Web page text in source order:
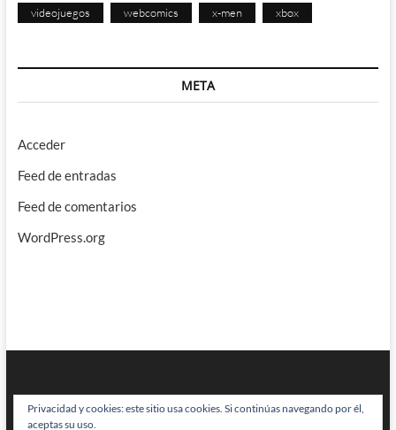
videojuegos webcomics x-men xbox
META
Acceder
Feed de entradas
Feed de comentarios
WordPress.org
Privacidad y cookies: este sitio usa cookies. Si continúas navegando por él,
aceptas su uso.